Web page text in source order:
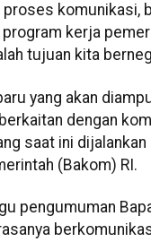
proses komunikasi,
kerja
tujuan kita
yang akan
dengan
saat ini dijalankan
(Bakom) RI.
pengumuman